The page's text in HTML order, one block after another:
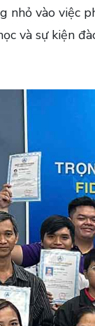
nhỏ vào
và sự kiện